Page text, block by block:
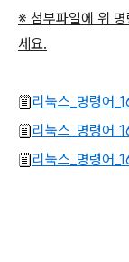
※ 첨부파일에 위
세요.
리눅스_명령어
리눅스_명령어
리눅스_명령어